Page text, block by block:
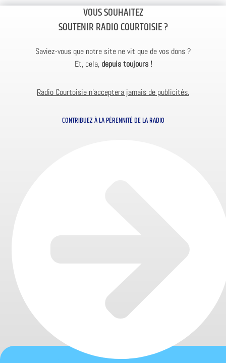
VOUS SOUHAITEZ
SOUTENIR RADIO COURTOISIE ?
Saviez-vous que notre site ne vit que de vos dons ?
Et, cela, depuis toujours !
Radio Courtoisie n’acceptera jamais de publicités.
CONTRIBUEZ À LA PÉRENNITÉ DE LA RADIO